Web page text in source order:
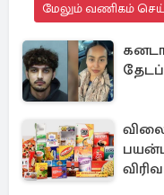
மேலும் வணிகம்